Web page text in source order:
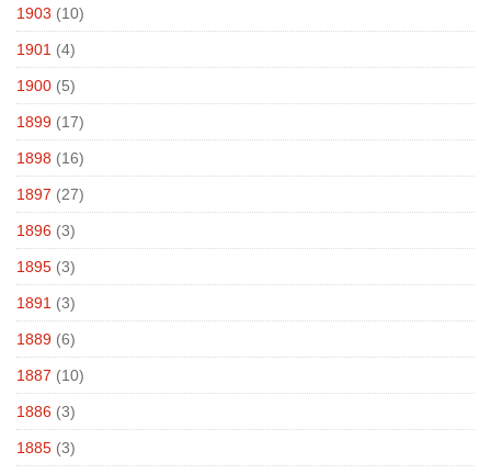
1903 (10)
1901 (4)
1900 (5)
1899 (17)
1898 (16)
1897 (27)
1896 (3)
1895 (3)
1891 (3)
1889 (6)
1887 (10)
1886 (3)
1885 (3)